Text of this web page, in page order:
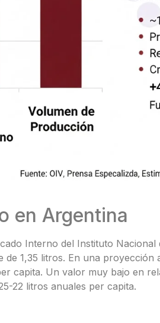
en Argentina
Interno del Instituto Nacional
de 1,35 litros. En una
capita. Un valor muy bajo en
22 litros anuales per capita.